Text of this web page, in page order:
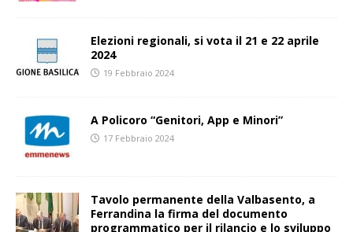
Elezioni regionali, si vota il 21 e 22 aprile
2024
19 Febbraio 2024
A Policoro “Genitori, App e Minori”
17 Febbraio 2024
Tavolo permanente della Valbasento, a
Ferrandina la firma del documento
programmatico per il rilancio e lo sviluppo